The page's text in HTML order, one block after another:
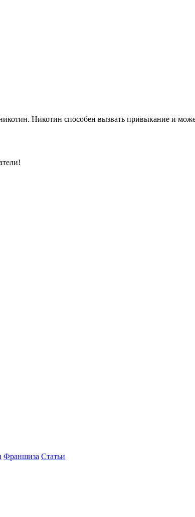
Никотин способен вызвать привыкание и
Франшиза Статьи